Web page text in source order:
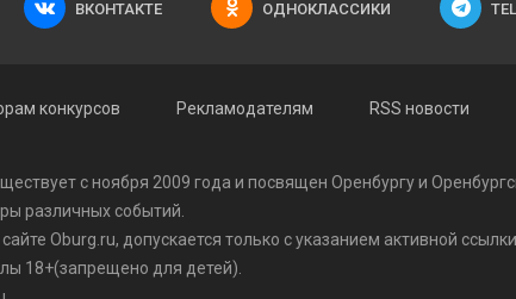
ВКОНТАКТЕ ОДНОКЛАССИКИ
конкурсов Рекламодателям RSS новости
с ноября 2009 года и посвящен Оренбургу и
различных событий.
Oburg.ru, допускается только с указанием активной
18+(запрещено для детей).